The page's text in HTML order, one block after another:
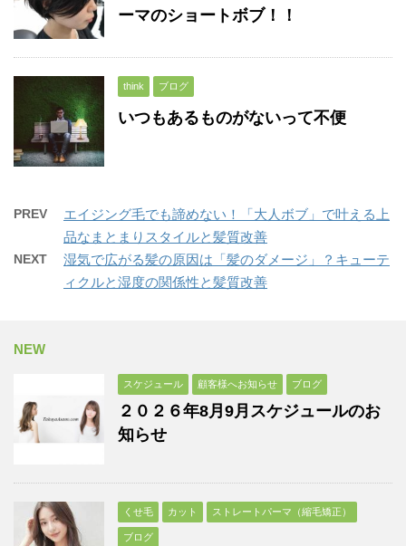
ーマのショートボブ！！
think ブログ
いつもあるものがないって不便
PREV
エイジング毛でも諦めない！「大人ボブ」で叶える上
品なまとまりスタイルと髪質改善
NEXT
湿気で広がる髪の原因は「髪のダメージ」？キューテ
ィクルと湿度の関係性と髪質改善
NEW
スケジュール 顧客様へお知らせ ブログ
２０２６年8月9月スケジュールのお
知らせ
くせ毛 カット ストレートパーマ（縮毛矯正）
ブログ